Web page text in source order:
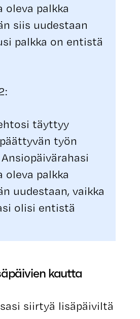
oleva palkka
siis uudestaan
palkka on entistä
täyttyy
työn
oleva palkka
uudestaan, vaikka
olisi entistä
kautta
siirtyä lisäpäiviltä